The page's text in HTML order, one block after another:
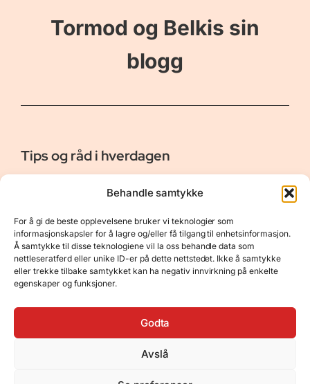
Behandle samtykke
For å gi de beste opplevelsene bruker vi teknologier som
informasjonskapsler for å lagre og/eller få tilgang til enhetsinformasjon.
Å samtykke til disse teknologiene vil la oss behandle data som
nettleseratferd eller unike ID-er på dette nettstedet. Ikke å samtykke
eller trekke tilbake samtykket kan ha negativ innvirkning på enkelte
egenskaper og funksjoner.
Godta
Avslå
Tormod og Belkis sin
blogg
Tips og råd i hverdagen
Er vår bloggside hvor vi ønsker å dele våre opplevelser og
gi deg råd og tips innen reiser, hotell - og restauranter,
naturopplevelser, personlig pleie, data, film og bøker m.m.
Nyttige Linker
Om oss
Kontakt
Resurser
Personvernerklæring
Opphavsrett